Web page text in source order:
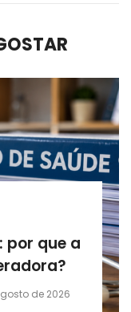
por que a
de 2026